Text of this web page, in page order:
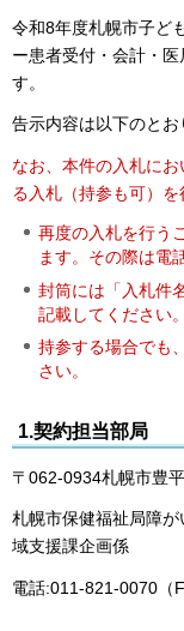
令和8年度札幌市子ど
ー患者受付・会計・
す。
告示内容は以下のとお
なお、本件の入札に
る入札（持参も可）を
再度の入札を行う
ます。その際は電
封筒には「入札件
記載してください。
持参する場合でも
さい。
1.契約担当部局
〒062-0934札幌市豊
札幌市保健福祉局障
域支援課企画係
電話:011-821-0070（